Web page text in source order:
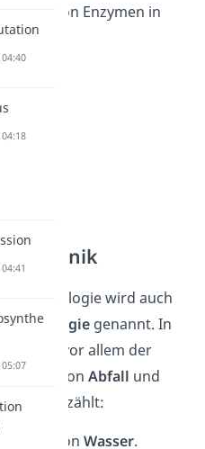
von Enzymen in
Biotechnologie wird auch
genannt. In
fällt vor allem der
vonAbfall und
. Dazu zählt:
vonWasser.